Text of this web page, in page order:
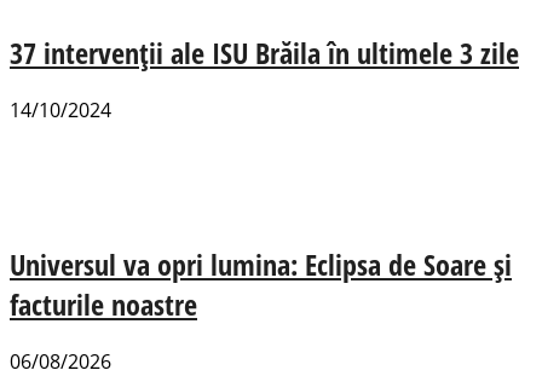
37 intervenţii ale ISU Brăila în ultimele 3 zile
14/10/2024
Universul va opri lumina: Eclipsa de Soare și
facturile noastre
06/08/2026